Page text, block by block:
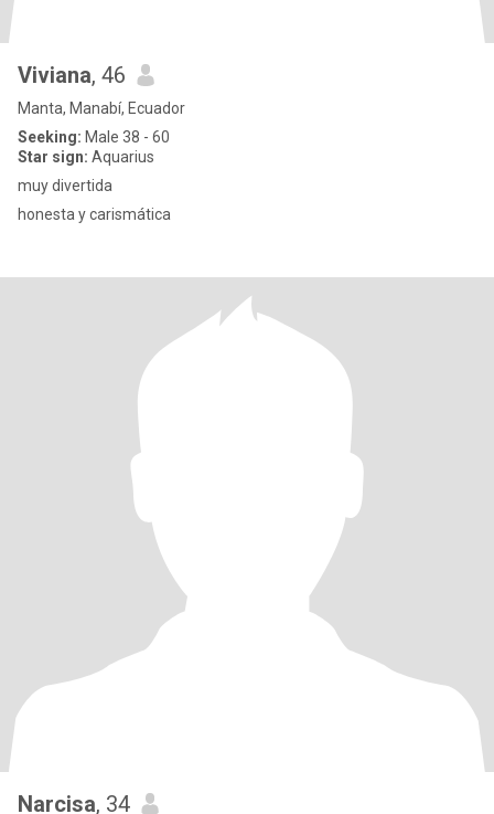
Viviana, 46
Manta, Manabí, Ecuador
Seeking: Male 38 - 60
Star sign: Aquarius
muy divertida
honesta y carismática
Narcisa, 34